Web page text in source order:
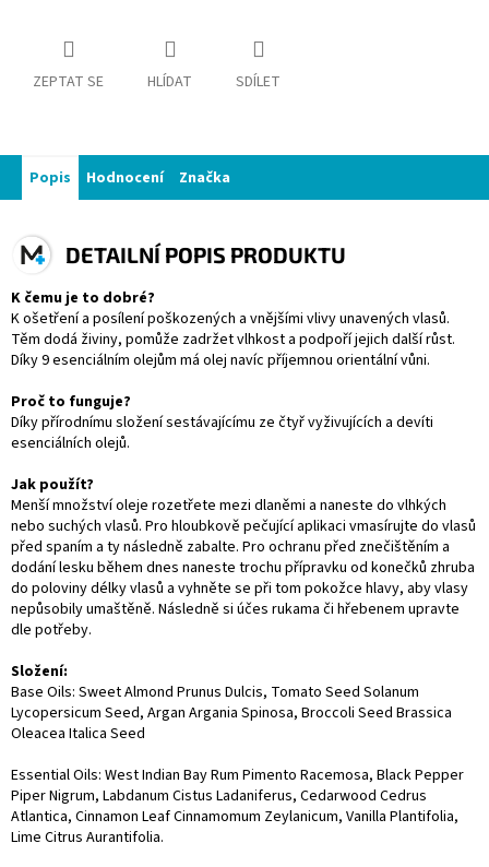
ZEPTAT SE HLÍDAT SDÍLET
Popis Hodnocení Značka
DETAILNÍ POPIS PRODUKTU
K čemu je to dobré?
K ošetření a posílení poškozených a vnějšími vlivy unavených vlasů.
Těm dodá živiny, pomůže zadržet vlhkost a podpoří jejich další růst.
Díky 9 esenciálním olejům má olej navíc příjemnou orientální vůni.
Proč to funguje?
Díky přírodnímu složení sestávajícímu ze čtyř vyživujících a devíti
esenciálních olejů.
Jak použít?
Menší množství oleje rozetřete mezi dlaněmi a naneste do vlhkých
nebo suchých vlasů. Pro hloubkově pečující aplikaci vmasírujte do vlasů
před spaním a ty následně zabalte. Pro ochranu před znečištěním a
dodání lesku během dnes naneste trochu přípravku od konečků zhruba
do poloviny délky vlasů a vyhněte se při tom pokožce hlavy, aby vlasy
nepůsobily umaštěně. Následně si účes rukama či hřebenem upravte
dle potřeby.
Složení:
Base Oils: Sweet Almond Prunus Dulcis, Tomato Seed Solanum
Lycopersicum Seed, Argan Argania Spinosa, Broccoli Seed Brassica
Oleacea Italica Seed
Essential Oils: West Indian Bay Rum Pimento Racemosa, Black Pepper
Piper Nigrum, Labdanum Cistus Ladaniferus, Cedarwood Cedrus
Atlantica, Cinnamon Leaf Cinnamomum Zeylanicum, Vanilla Plantifolia,
Lime Citrus Aurantifolia.